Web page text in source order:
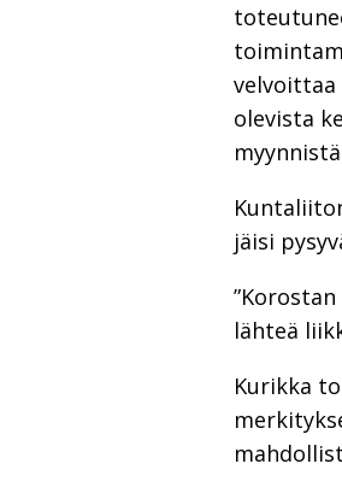
velvoittaa
olevista
jäisi
lähteä
Kurikka